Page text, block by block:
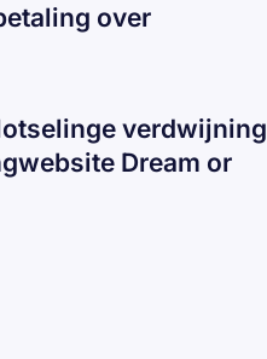
over
verdwijning
Dream or